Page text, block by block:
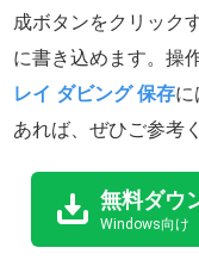
成ボタンをクリック
に書き込めます。操
レイ ダビング 保存
あれば、ぜひご参考
無料ダウ
Windows向け